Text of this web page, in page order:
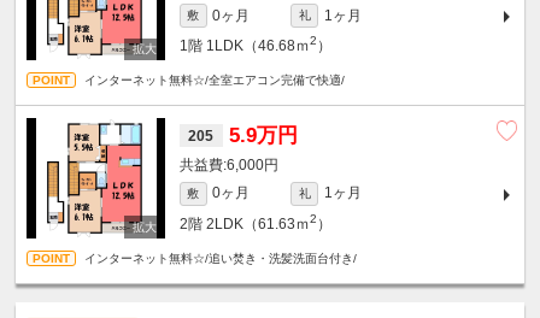
敷 0ヶ月 礼
1ヶ月
1階 1LDK（46.68ｍ2 ）
インターネット無料☆/全室エアコン完備で快適/
205 5.9万円
6,000円
敷 0ヶ月 礼
1ヶ月
2階 2LDK（61.63ｍ2 ）
インターネット無料☆/追い焚き・洗髪洗面台付き/